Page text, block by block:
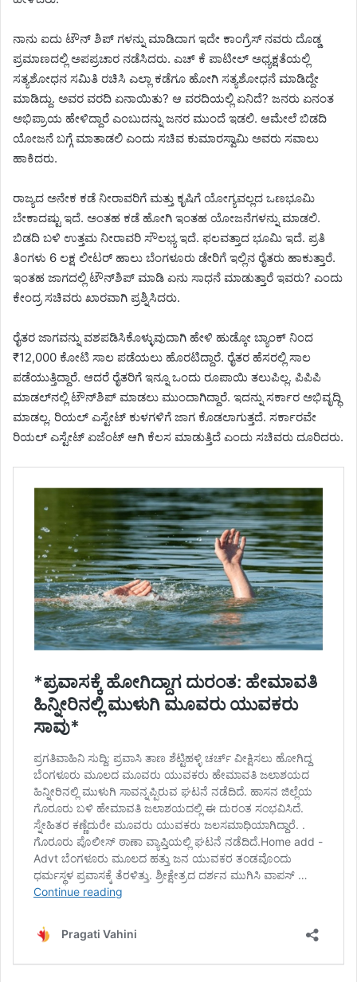
ನಾನು ಐದು ಟೌನ್ ಶಿಪ್ ಗಳನ್ನು ಮಾಡಿದಾಗ ಇದೇ ಕಾಂಗ್ರೆಸ್ ನವರು ದೊಡ್ಡ
ಪ್ರಮಾಣದಲ್ಲಿ ಅಪಪ್ರಚಾರ ನಡೆಸಿದರು. ಎಚ್ ಕೆ ಪಾಟೀಲ್ ಅಧ್ಯಕ್ಷತೆಯಲ್ಲಿ
ಸತ್ಯಶೋಧನ ಸಮಿತಿ ರಚಿಸಿ ಎಲ್ಲಾ ಕಡೆಗೂ ಹೋಗಿ ಸತ್ಯಶೋಧನೆ ಮಾಡಿದ್ದೇ
ಮಾಡಿದ್ದು. ಅವರ ವರದಿ ಏನಾಯಿತು? ಆ ವರದಿಯಲ್ಲಿ ಏನಿದೆ? ಜನರು ಏನಂತ
ಅಭಿಪ್ರಾಯ ಹೇಳಿದ್ದಾರೆ ಎಂಬುದನ್ನು ಜನರ ಮುಂದೆ ಇಡಲಿ. ಆಮೇಲೆ ಬಿಡದಿ
ಯೋಜನೆ ಬಗ್ಗೆ ಮಾತಾಡಲಿ ಎಂದು ಸಚಿವ ಕುಮಾರಸ್ವಾಮಿ ಅವರು ಸವಾಲು
ಹಾಕಿದರು.
ರಾಜ್ಯದ ಅನೇಕ ಕಡೆ ನೀರಾವರಿಗೆ ಮತ್ತು ಕೃಷಿಗೆ ಯೋಗ್ಯವಲ್ಲದ ಒಣಭೂಮಿ
ಬೇಕಾದಷ್ಟು ಇದೆ. ಅಂತಹ ಕಡೆ ಹೋಗಿ ಇಂತಹ ಯೋಜನೆಗಳನ್ನು ಮಾಡಲಿ.
ಬಿಡದಿ ಬಳಿ ಉತ್ತಮ ನೀರಾವರಿ ಸೌಲಭ್ಯ ಇದೆ. ಫಲವತ್ತಾದ ಭೂಮಿ ಇದೆ. ಪ್ರತಿ
ತಿಂಗಳು 6 ಲಕ್ಷ ಲೀಟರ್ ಹಾಲು ಬೆಂಗಳೂರು ಡೇರಿಗೆ ಇಲ್ಲಿನ ರೈತರು ಹಾಕುತ್ತಾರೆ.
ಇಂತಹ ಜಾಗದಲ್ಲಿ ಟೌನ್‌ಶಿಪ್ ಮಾಡಿ ಏನು ಸಾಧನೆ ಮಾಡುತ್ತಾರೆ ಇವರು? ಎಂದು
ಕೇಂದ್ರ ಸಚಿವರು ಖಾರವಾಗಿ ಪ್ರಶ್ನಿಸಿದರು.
ರೈತರ ಜಾಗವನ್ನು ವಶಪಡಿಸಿಕೊಳ್ಳುವುದಾಗಿ ಹೇಳಿ ಹುಡ್ಕೋ ಬ್ಯಾಂಕ್ ನಿಂದ
₹12,000 ಕೋಟಿ ಸಾಲ ಪಡೆಯಲು ಹೊರಟಿದ್ದಾರೆ. ರೈತರ ಹೆಸರಲ್ಲಿ ಸಾಲ
ಪಡೆಯುತ್ತಿದ್ದಾರೆ. ಆದರೆ ರೈತರಿಗೆ ಇನ್ನೂ ಒಂದು ರೂಪಾಯಿ ತಲುಪಿಲ್ಲ. ಪಿಪಿಪಿ
ಮಾಡಲ್‌ನಲ್ಲಿ ಟೌನ್‌ಶಿಪ್ ಮಾಡಲು ಮುಂದಾಗಿದ್ದಾರೆ. ಇದನ್ನು ಸರ್ಕಾರ ಅಭಿವೃದ್ಧಿ
ಮಾಡಲ್ಲ. ರಿಯಲ್ ಎಸ್ಟೇಟ್ ಕುಳಗಳಿಗೆ ಜಾಗ ಕೊಡಲಾಗುತ್ತದೆ. ಸರ್ಕಾರವೇ
ರಿಯಲ್ ಎಸ್ಟೇಟ್ ಏಜೆಂಟ್ ಆಗಿ ಕೆಲಸ ಮಾಡುತ್ತಿದೆ ಎಂದು ಸಚಿವರು ದೂರಿದರು.